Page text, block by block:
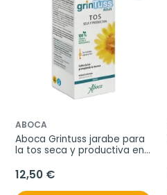
ABOCA
Aboca Grintuss jarabe para
la tos seca y productiva en
12,50 €